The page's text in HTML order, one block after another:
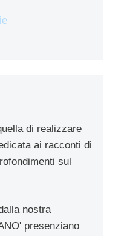
di realizzare
ai racconti di
sul
nostra
presenziano